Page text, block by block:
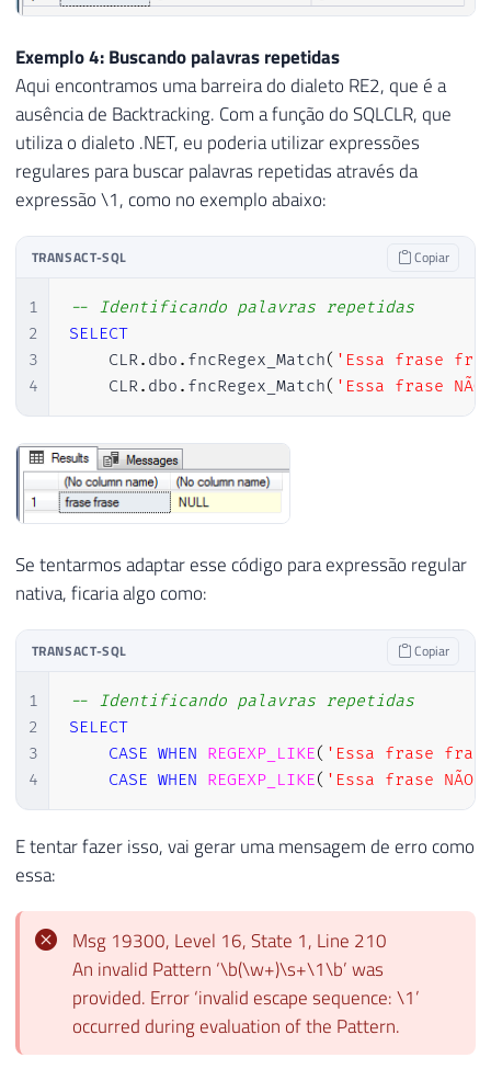
28
30
31
32
33
34
35
37
39
CASE
WHEN REGEXP_LIKE('12.3X5.678/
ELSE 0
END AS CNPJ_Invalido_Caractere,
-- Exemplo 3: Inválido (Sem máscara/
'12345678123409'
END
AS CNPJ_Invalido_Formato;
Exemplo 4: Buscando palavras repetidas
Aqui encontramos uma barreira do dialeto RE2, que é a
ausência de Backtracking. Com a função do SQLCLR, que
utiliza o dialeto .NET, eu poderia utilizar expressões
regulares para buscar palavras repetidas através da
expressão \1, como no exemplo abaixo:
TRANSACT-SQL Copiar
1
2
3
4
-- Identificando palavras repetidas
SELECT
    CLR
. dbo . fncRegex_Match( 'Essa frase
    CLR
. dbo . fncRegex_Match( 'Essa frase
Se tentarmos adaptar esse código para expressão regular
nativa, ficaria algo como:
TRANSACT-SQL Copiar
1
2
3
4
-- Identificando palavras repetidas
SELECT
CASE WHEN REGEXP_LIKE( 'Essa frase
CASE WHEN REGEXP_LIKE( 'Essa frase NÃO
E tentar fazer isso, vai gerar uma mensagem de erro como
essa:
Msg 19300, Level 16, State 1, Line 210
An invalid Pattern ‘\b(\w+)\s+\1\b’ was
provided. Error ‘invalid escape sequence: \1’
occurred during evaluation of the Pattern.